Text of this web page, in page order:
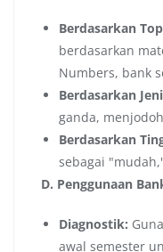
Berdasarkan
berdasarkan
Numbers, bank
Berdasarkan
ganda,
Berdasarkan
sebagai
D. Penggunaan
Diagnostik:
awal semester